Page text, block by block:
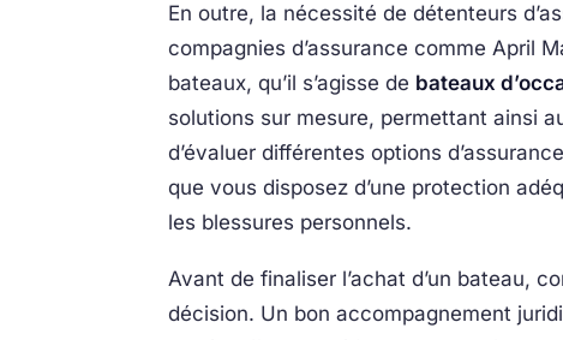
En outre, la nécessité de détenteurs
compagnies d’assurance comme April
bateaux, qu’il s’agisse de bateaux
solutions sur mesure, permettant ainsi
d’évaluer différentes options
que vous disposez d’une protection
les blessures personnels.
Avant de finaliser l’achat d’un bateau,
décision. Un bon accompagnement